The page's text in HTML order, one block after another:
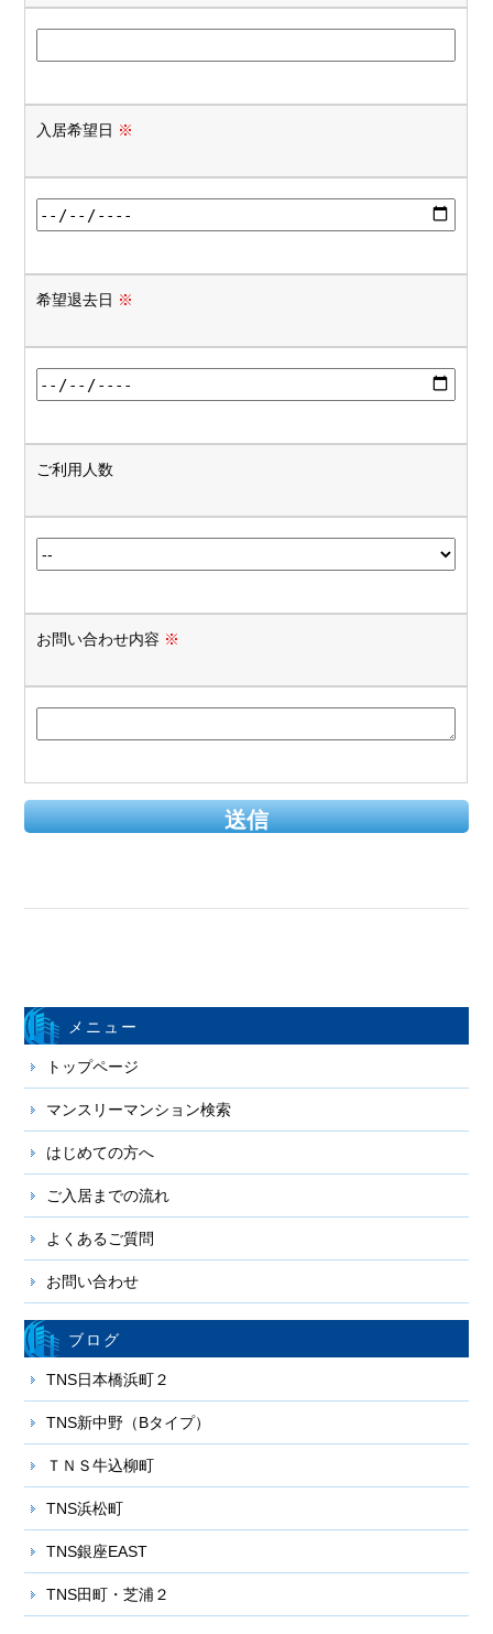
入居希望日 ※
希望退去日 ※
ご利用人数
お問い合わせ内容 ※
メニュー
トップページ
マンスリーマンション検索
はじめての方へ
ご入居までの流れ
よくあるご質問
お問い合わせ
ブログ
TNS日本橋浜町２
TNS新中野（Bタイプ）
ＴＮＳ牛込柳町
TNS浜松町
TNS銀座EAST
TNS田町・芝浦２